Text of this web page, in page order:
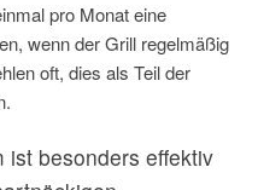
pro Monat eine
wenn der Grill regelmäßig
oft, dies als Teil der
ist besonders effektiv